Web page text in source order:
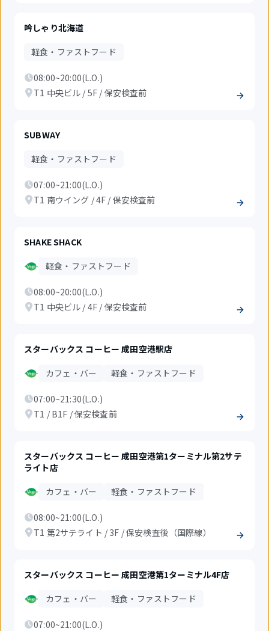
吟しゃり北海道
軽食・ファストフード
08:00~20:00(L.O.)
T1 中央ビル / 5F / 保安検査前
SUBWAY
軽食・ファストフード
07:00~21:00(L.O.)
T1 南ウイング / 4F / 保安検査前
SHAKE SHACK
軽食・ファストフード
08:00~20:00(L.O.)
T1 中央ビル / 4F / 保安検査前
スターバックス コーヒー 成田空港駅店
カフェ・バー
軽食・ファストフード
07:00~21:30(L.O.)
T1 / B1F / 保安検査前
スターバックス コーヒー 成田空港第1ターミナル第2サテ
ライト店
カフェ・バー
軽食・ファストフード
08:00~21:00(L.O.)
T1 第2サテライト / 3F / 保安検査後（国際線）
スターバックス コーヒー 成田空港第1ターミナル4F店
カフェ・バー
軽食・ファストフード
07:00~21:00(L.O.)